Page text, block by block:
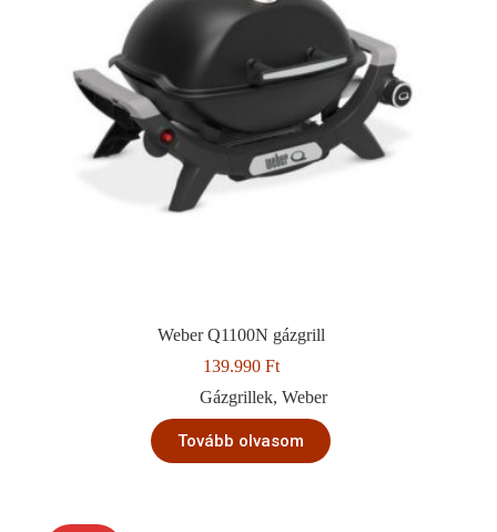
Weber Q1100N gázgrill
139.990 Ft
Gázgrillek, Weber
Tovább olvasom